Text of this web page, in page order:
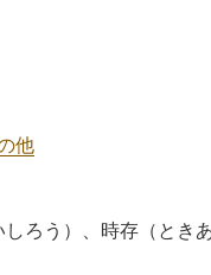
他
ろう）、時存（とき